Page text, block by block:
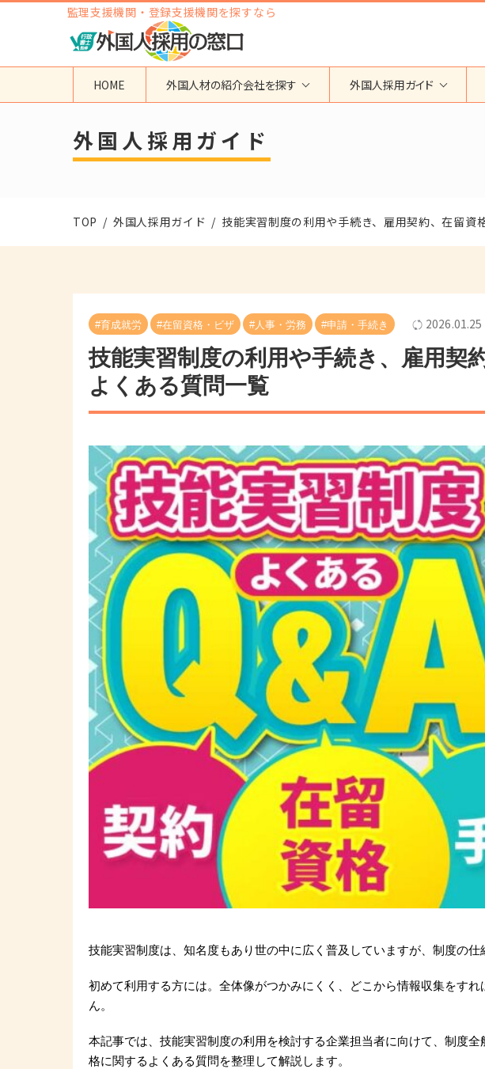
監理支援機関・登録支援機関を探すなら
HOME 外国人材の紹介会社を探す
地域から検索する
東京都
大阪府
愛知県
その他の地域
国籍から検索する
ベトナム
ミャンマー
カンボジア
タイ
ネパール
その他の国籍
永住者･定住者･配
高度専門職
インターンシップ
特定活動
医療
その他
外国人採用ガイド
外国人採用
業界別採用
助成金
人事・労務
組織・マネジメント
採用市場
調査・プレスリリース
お役立ち資料
その他
外国人採用ガイド
TOP 外国人採用ガイド 技能実習制度の利用や手続き、雇用契約、在留資
#育成就労 #在留資格・ビザ #人事・労務 #申請・手続き 2026.01.25
技能実習制度の利用や手続き、雇用契
よくある質問一覧
技能実習制度は、知名度もあり世の中に広く普及していますが、制度の仕
初めて利用する方には。全体像がつかみにくく、どこから情報収集をす
ん。
本記事では、技能実習制度の利用を検討する企業担当者に向けて、制度
格に関するよくある質問を整理して解説します。